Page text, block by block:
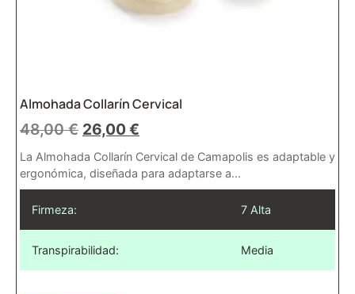
Almohada Collarín Cervical
48,00€ 26,00€
La Almohada Collarín Cervical de Camapolis es adaptable y
ergonómica, diseñada para adaptarse a...
Firmeza: 7 Alta
Transpirabilidad: Media